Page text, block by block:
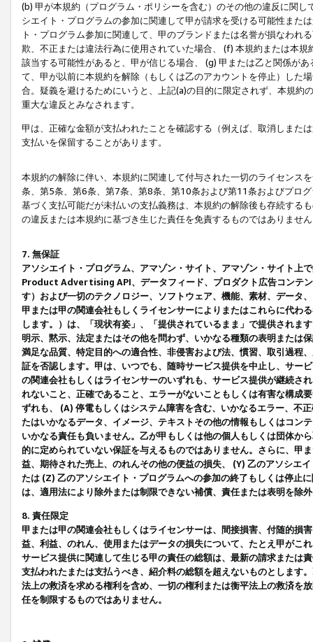
(b) 甲が本規約（プログラム・ポリシーを含む）のその他の違反に関
シエイト・プログラムの参加に関連して甲が請求を受ける可能性また
ト・プログラム参加に関連して、甲のブランドまたは名誉が損なわれ
欺、不正または違法行為に使用されていた場合、 (f) 本規約または本
該当する可能性があると、甲が信じる場合、 (g) 甲または乙と関係が
て、甲が以前に本規約を解除（もしくは乙のアカウントを停止）した
合。疑義を避けるためにいうと、上記(a)の目的に限定されず、本規
重大な違反とみなされます。
甲は、正確な金額が支払われたことを確認する（例えば、取消しまた
支払いを保留することがあります。
本規約の解除に伴い、本規約に関連して付与された一切のライセンス
条、第5条、第6条、第7条、第8条、第10条および第11条およびプロ
基づく支払可能だが未払いの支払義務は、本規約の解除後も存続する
の違反または本規約に基づき生じた責任を免責するものではありませ
7. 無保証
アソシエイト・プログラム、アマゾン・サイト、アマゾン・サイト上
Product Advertising API、データフィード、プロダクト広告コンテ
す）および一切のテクノロジー、ソフトウェア、機能、素材、データ
甲または甲の関連会社もしくライセンサーによりまたはこれらに代わ
します。）は、「現状有姿」、「提供されているまま」で提供されま
明示、黙示、法定またはその他を問わず、いかなる種類の表明または
満足な品質、特定目的への適合性、非侵害および法、慣習、取引過程
証を否認します。甲は、いつでも、随時サービス提供を中止し、サー
の関連会社もしくはライセンサーのいずれも、サービス提供が継続さ
れないこと、正確であること、エラーがないこともしくは有害な構成
ずれも、 (A) 停電もしくはシステム障害を含む、いかなるエラー、不
たはいかなるデータ、イメージ、テキストその他の情報もしくはコン
いかなる責任も負いません。乙が甲もしくは他の個人もしくは団体か
的に定められていない保証を与えるものではありません。さらに、甲
益、期待された売上、のれんその他の便益の損失、 (Y) 乙のアソシエ
たは (Z) 乙のアソシエイト・プログラムへの参加の終了もしくは停止
は、適用法により除外または制限できない補償、責任または表明を除
8. 責任限定
甲または甲の関連会社もしくはライセンサーは、間接損害、付随的損
益、利益、のれん、使用またはデータの損失について、たとえ甲がこ
サービス提供に関連して生じる甲の責任の総額は、最新の請求または
支払われたまたは支払うべき、紹介料の総額を超えないものとします
法上の救済を求める権利を含め、一切の権利または衡平法上の救済を
任を制限するものではありません。